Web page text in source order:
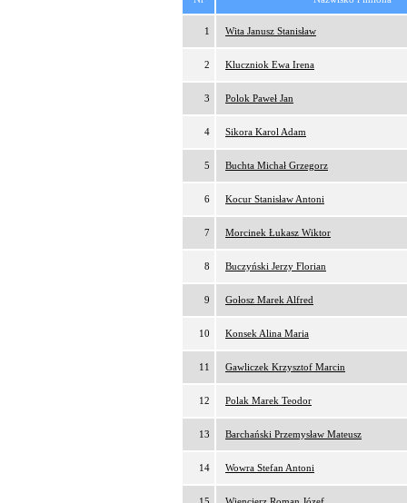
1 Wita Janusz Stanisław
2 Kluczniok Ewa Irena
3 Polok Paweł Jan
4 Sikora Karol Adam
5 Buchta Michał Grzegorz
6 Kocur Stanisław Antoni
7 Morcinek Łukasz Wiktor
8 Buczyński Jerzy Florian
9 Gołosz Marek Alfred
10 Konsek Alina Maria
11 Gawliczek Krzysztof Marcin
12 Polak Marek Teodor
13 Barchański Przemysław Mateusz
14 Wowra Stefan Antoni